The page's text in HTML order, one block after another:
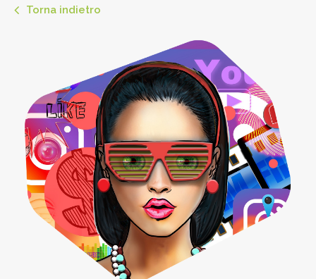
Torna indietro